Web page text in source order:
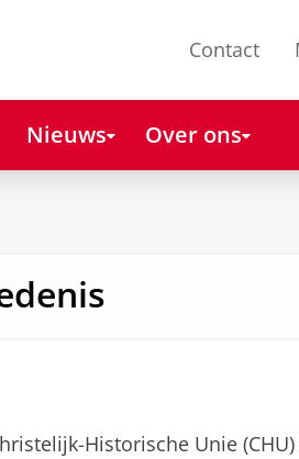
Contact
Nieuws Over ons
Historische Unie